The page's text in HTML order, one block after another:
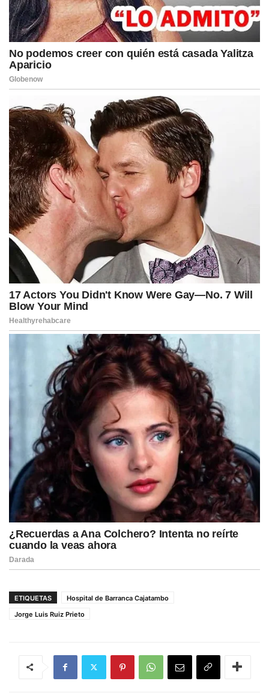
ETIQUETAS
Hospital de Barranca Cajatambo
Jorge Luis Ruiz Prieto